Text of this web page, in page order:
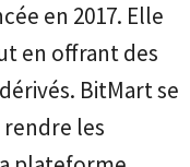
en 2017. Elle
en offrant des
BitMart se
les